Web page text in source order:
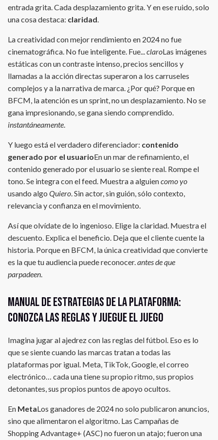
entrada grita. Cada desplazamiento grita. Y en ese ruido, solo
una cosa destaca: claridad.
La creatividad con mejor rendimiento en 2024 no fue
cinematográfica. No fue inteligente. Fue...claroLas imágenes
estáticas con un contraste intenso, precios sencillos y
llamadas a la acción directas superaron a los carruseles
complejos y a la narrativa de marca. ¿Por qué? Porque en
BFCM, la atención es un sprint, no un desplazamiento. No se
gana impresionando, se gana siendo comprendido.
instantáneamente.
Y luego está el verdadero diferenciador: contenido
generado por el usuarioEn un mar de refinamiento, el
contenido generado por el usuario se siente real. Rompe el
tono. Se integra con el feed. Muestra a alguiencomo yo
usando algo Quiero. Sin actor, sin guión, sólo contexto,
relevancia y confianza en el movimiento.
Así que olvídate de lo ingenioso. Elige la claridad. Muestra el
descuento. Explica el beneficio. Deja que el cliente cuente la
historia. Porque en BFCM, la única creatividad que convierte
es la que tu audiencia puede reconocer.antes de que
parpadeen.
Manual de estrategias de la plataforma:
conozca las reglas y juegue el juego
Imagina jugar al ajedrez con las reglas del fútbol. Eso es lo
que se siente cuando las marcas tratan a todas las
plataformas por igual. Meta, TikTok, Google, el correo
electrónico… cada una tiene su propio ritmo, sus propios
detonantes, sus propios puntos de apoyo ocultos.
En MetaLos ganadores de 2024 no solo publicaron anuncios,
sino que alimentaron el algoritmo. Las Campañas de
Shopping Advantage+ (ASC) no fueron un atajo; fueron una